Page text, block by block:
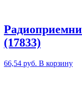
(17833)
66,54 руб. В корзину